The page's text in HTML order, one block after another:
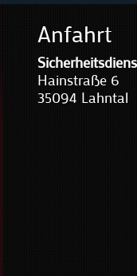
Anfahrt
Hainstraße 6
35094 Lahntal